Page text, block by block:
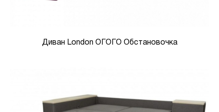
Диван London ОГОГО Обстановочка